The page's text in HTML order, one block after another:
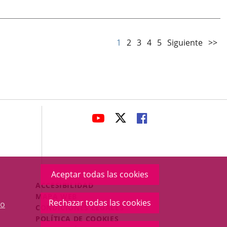
Aceptar todas las cookies
Rechazar todas las cookies
1 2 3 4 5 Siguiente >>
ENLACE
APLICACIÓN
EXTERNA.
ENLACE
APLICACIÓN
EXTERNA.
ENLACE
APLICACIÓN
EXTERNA.
Menú
Legal
Footer
ACCESIBILIDAD
MAPA WEB
CONDICIONES LEGALES
POLÍTICA DE COOKIES